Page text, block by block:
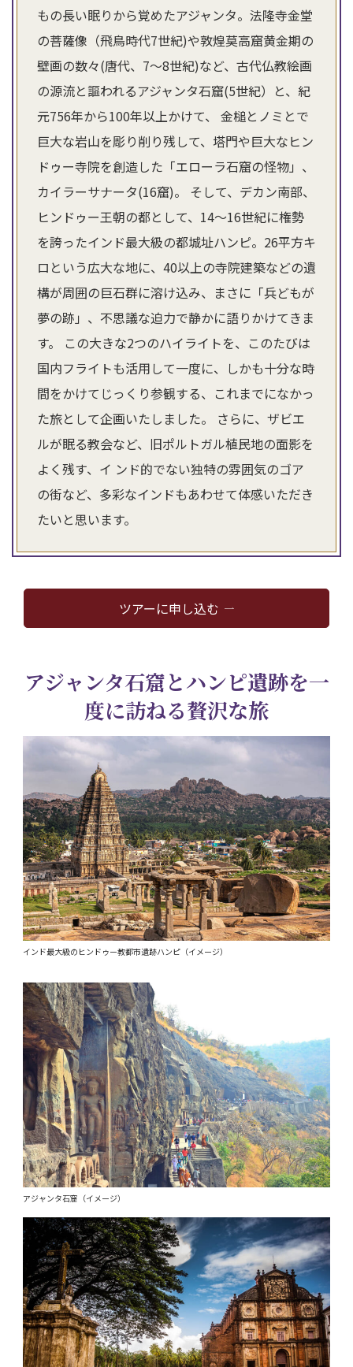
もの長い眠りから覚めたアジャンタ。法隆寺金堂
の菩薩像（飛鳥時代7世紀)や敦煌莫高窟黄金期の
壁画の数々(唐代、7～8世紀)など、古代仏教絵画
の源流と謳われるアジャンタ石窟(5世紀）と、紀
元756年から100年以上かけて、 金槌とノミとで
巨大な岩山を彫り削り残して、塔門や巨大なヒン
ドゥー寺院を創造した「エローラ石窟の怪物」、
カイラーサナータ(16窟)。 そして、デカン南部、
ヒンドゥー王朝の都として、14～16世紀に権勢
を誇ったインド最大級の都城址ハンピ。26平方キ
ロという広大な地に、40以上の寺院建築などの遺
構が周囲の巨石群に溶け込み、まさに「兵どもが
夢の跡」、不思議な迫力で静かに語りかけてきま
す。 この大きな2つのハイライトを、このたびは
国内フライトも活用して一度に、しかも十分な時
間をかけてじっくり参観する、これまでになかっ
た旅として企画いたしました。 さらに、ザビエ
ルが眠る教会など、旧ポルトガル植民地の面影を
よく残す、イ ンド的でない独特の雰囲気のゴア
の街など、多彩なインドもあわせて体感いただき
たいと思います。
ツアーに申し込む
アジャンタ石窟とハンピ遺跡を一
度に訪ねる贅沢な旅
インド最大級のヒンドゥー教都市遺跡ハンピ（イメージ）
アジャンタ石窟（イメージ）